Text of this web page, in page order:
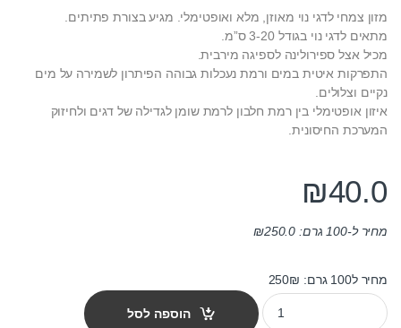
מזון צמחי לדגי נוי מאוזן, מלא ואופטימלי. מגיע בצורת פתיתים.
מתאים לדגי נוי בגודל 3-20 ס”מ.
מכיל אצל ספירולינה לספיגה מירבית.
התפרקות איטית במים ורמת נעכלות גבוהה הפיתרון לשמירה על מים
נקיים וצלולים.
איזון אופטימלי בין רמת חלבון לרמת שומן לגדילה של דגים ולחיזוק
המערכת החיסונית.
₪40.0
מחיר ל-100 גרם: ₪250.0
מחיר ל100 גרם: 250₪
מזון צמחי לדגי נוי jbl נובו ורט 100 מ"ל quantity
הוספה לסל